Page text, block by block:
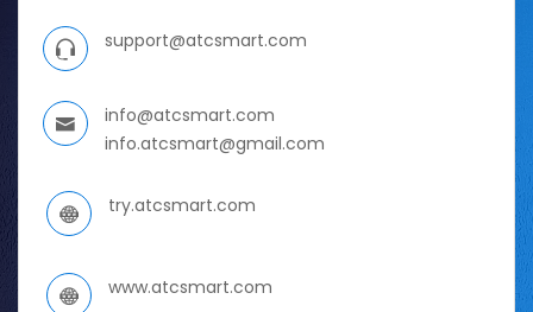
support@atcsmart.com
info@atcsmart.com
info.atcsmart@gmail.com
try.atcsmart.com
www.atcsmart.com